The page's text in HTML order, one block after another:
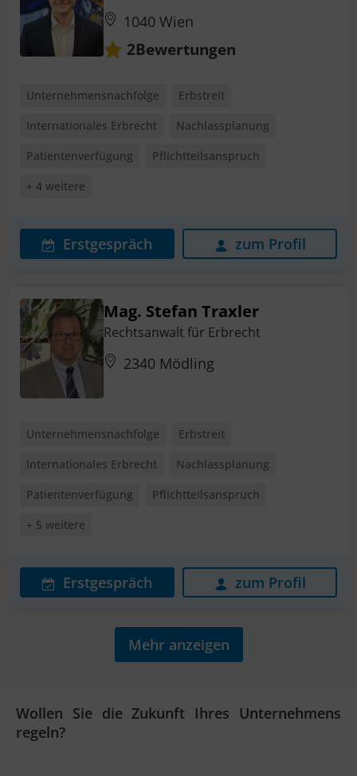
1040 Wien
2Bewertungen
Unternehmensnachfolge
Erbstreit
Internationales Erbrecht
Nachlassplanung
Patientenverfügung
Pflichtteilsanspruch
+ 4 weitere
Erstgespräch zum Profil
Mag. Stefan Traxler
Rechtsanwalt für Erbrecht
2340 Mödling
Unternehmensnachfolge
Erbstreit
Internationales Erbrecht
Nachlassplanung
Patientenverfügung
Pflichtteilsanspruch
+ 5 weitere
Erstgespräch zum Profil
Mehr anzeigen
Wollen Sie die Zukunft Ihres Unternehmens
regeln?